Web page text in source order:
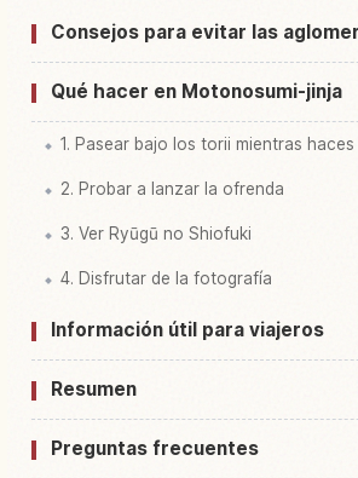
Consejos para evitar las
Qué hacer en Motonosumi-jinja
1. Pasear bajo los torii mientras
2. Probar a lanzar la ofrenda
3. Ver Ryūgū no Shiofuki
4. Disfrutar de la fotografía
Información útil para viajeros
Resumen
Preguntas frecuentes